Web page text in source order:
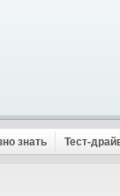
знать Тест-